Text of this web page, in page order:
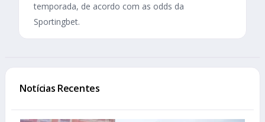
temporada, de acordo com as odds da
Sportingbet.
Notícias Recentes